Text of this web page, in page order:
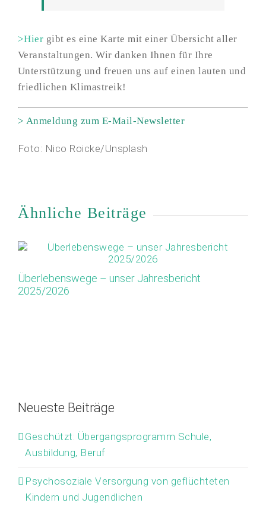
>Hier gibt es eine Karte mit einer Übersicht aller
Veranstaltungen. Wir danken Ihnen für Ihre
Unterstützung und freuen uns auf einen lauten und
friedlichen Klimastreik!
> Anmeldung zum E-Mail-Newsletter
Foto: Nico Roicke/Unsplash
Ähnliche Beiträge
Überlebenswege – unser Jahresbericht
2025/2026
Neueste Beiträge
Geschützt: Übergangsprogramm Schule,
Ausbildung, Beruf
Psychosoziale Versorgung von geflüchteten
Kindern und Jugendlichen